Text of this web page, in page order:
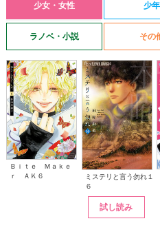
少女・女性 少年
ラノベ・小説 その
Ｂｉｔｅ Ｍａｋｅ
ｒ ＡＫ６
ミステリと言う勿れ１
６
試し読み